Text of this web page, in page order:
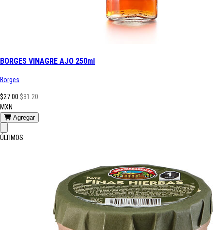
BORGES VINAGRE AJO 250ml
Borges
$27.00 $31.20
MXN
Agregar
ÚLTIMOS